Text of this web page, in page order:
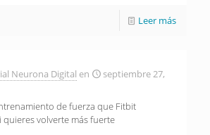
Leer más
Neurona Digital en
septiembre 27,
de fuerza que Fitbit
quieres volverte más fuerte